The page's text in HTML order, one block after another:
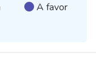
A favor